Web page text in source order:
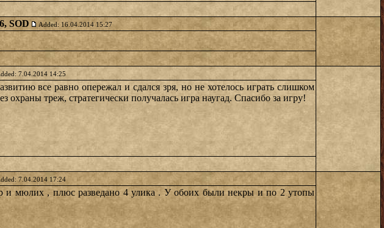
SOD Added: 16.04.2014 15:27
7.04.2014 14:25
все равно опережал и сдался зря, но не хотелось играть слишком
треж, стратегически получалась игра наугад. Спасибо за игру!
7.04.2014 17:24
и мюлих , плюс разведано 4 улика . У обоих были некры и по 2 утопы